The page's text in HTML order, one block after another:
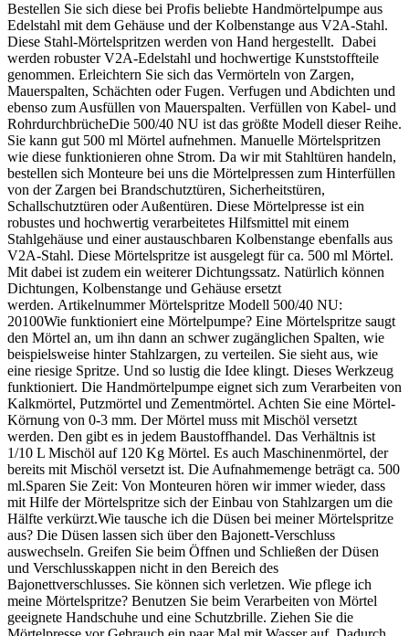
Bestellen Sie sich diese bei Profis beliebte Handmörtelpumpe aus
Edelstahl mit dem Gehäuse und der Kolbenstange aus V2A-Stahl.
Diese Stahl-Mörtelspritzen werden von Hand hergestellt. Dabei
werden robuster V2A-Edelstahl und hochwertige Kunststoffteile
genommen. Erleichtern Sie sich das Vermörteln von Zargen,
Mauerspalten, Schächten oder Fugen. Verfugen und Abdichten und
ebenso zum Ausfüllen von Mauerspalten. Verfüllen von Kabel- und
RohrdurchbrücheDie 500/40 NU ist das größte Modell dieser Reihe.
Sie kann gut 500 ml Mörtel aufnehmen. Manuelle Mörtelspritzen
wie diese funktionieren ohne Strom. Da wir mit Stahltüren handeln,
bestellen sich Monteure bei uns die Mörtelpressen zum Hinterfüllen
von der Zargen bei Brandschutztüren, Sicherheitstüren,
Schallschutztüren oder Außentüren. Diese Mörtelpresse ist ein
robustes und hochwertig verarbeitetes Hilfsmittel mit einem
Stahlgehäuse und einer austauschbaren Kolbenstange ebenfalls aus
V2A-Stahl. Diese Mörtelspritze ist ausgelegt für ca. 500 ml Mörtel.
Mit dabei ist zudem ein weiterer Dichtungssatz. Natürlich können
Dichtungen, Kolbenstange und Gehäuse ersetzt
werden. Artikelnummer Mörtelspritze Modell 500/40 NU:
20100Wie funktioniert eine Mörtelpumpe? Eine Mörtelspritze saugt
den Mörtel an, um ihn dann an schwer zugänglichen Spalten, wie
beispielsweise hinter Stahlzargen, zu verteilen. Sie sieht aus, wie
eine riesige Spritze. Und so lustig die Idee klingt. Dieses Werkzeug
funktioniert. Die Handmörtelpumpe eignet sich zum Verarbeiten von
Kalkmörtel, Putzmörtel und Zementmörtel. Achten Sie eine Mörtel-
Körnung von 0-3 mm. Der Mörtel muss mit Mischöl versetzt
werden. Den gibt es in jedem Baustoffhandel. Das Verhältnis ist
1/10 L Mischöl auf 120 Kg Mörtel. Es auch Maschinenmörtel, der
bereits mit Mischöl versetzt ist. Die Aufnahmemenge beträgt ca. 500
ml.Sparen Sie Zeit: Von Monteuren hören wir immer wieder, dass
mit Hilfe der Mörtelspritze sich der Einbau von Stahlzargen um die
Hälfte verkürzt.Wie tausche ich die Düsen bei meiner Mörtelspritze
aus? Die Düsen lassen sich über den Bajonett-Verschluss
auswechseln. Greifen Sie beim Öffnen und Schließen der Düsen
und Verschlusskappen nicht in den Bereich des
Bajonettverschlusses. Sie können sich verletzen. Wie pflege ich
meine Mörtelspritze? Benutzen Sie beim Verarbeiten von Mörtel
geeignete Handschuhe und eine Schutzbrille. Ziehen Sie die